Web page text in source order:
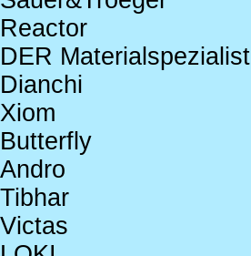
Reactor
DER Materialspezialist
Dianchi
Xiom
Butterfly
Andro
Tibhar
Victas